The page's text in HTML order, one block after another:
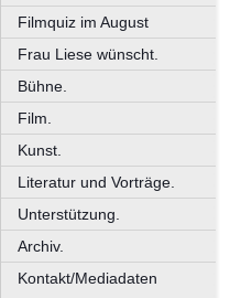
Filmquiz im August
Frau Liese wünscht.
Bühne.
Film.
Kunst.
Literatur und Vorträge.
Unterstützung.
Archiv.
Kontakt/Mediadaten